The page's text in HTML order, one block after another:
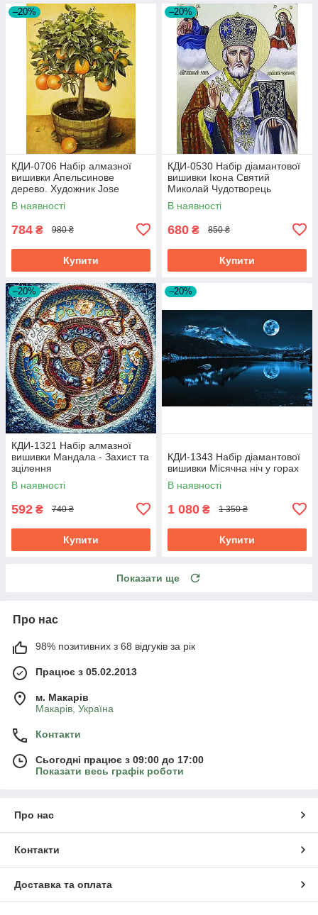
–20%
КДИ-0706 Набір алмазної
вишивки Апельсинове
дерево. Художник Jоse
Escofet
В наявності
784 ₴ 980 ₴
Купити
–20%
КДИ-0530 Набір діамантової
вишивки Ікона Святий
Миколай Чудотворець
В наявності
680 ₴ 850 ₴
Купити
–20%
КДИ-1321 Набір алмазної
вишивки Мандала - Захист та
зцілення
В наявності
592 ₴ 740 ₴
Купити
–20%
КДИ-1343 Набір діамантової
вишивки Місячна ніч у горах
В наявності
1 080 ₴ 1 350 ₴
Купити
Показати ще
Про нас
98% позитивних з 68 відгуків за рік
Працює з 05.02.2013
м. Mакарів
Mакарів, Україна
Контакти
Сьогодні працює з 09:00 до 17:00
Показати весь графік роботи
Про нас
Контакти
Доставка та оплата